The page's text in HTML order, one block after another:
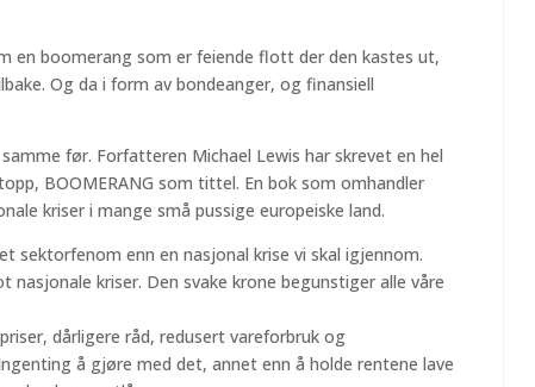
en boomerang som er feiende flott der den kastes ut,
Og da i form av bondeanger, og finansiell
før. Forfatteren Michael Lewis har skrevet en hel
BOOMERANG som tittel. En bok som omhandler
kriser i mange små pussige europeiske land.
sektorfenom enn en nasjonal krise vi skal igjennom.
nasjonale kriser. Den svake krone begunstiger alle våre
dårligere råd, redusert vareforbruk og
å gjøre med det, annet enn å holde rentene lave